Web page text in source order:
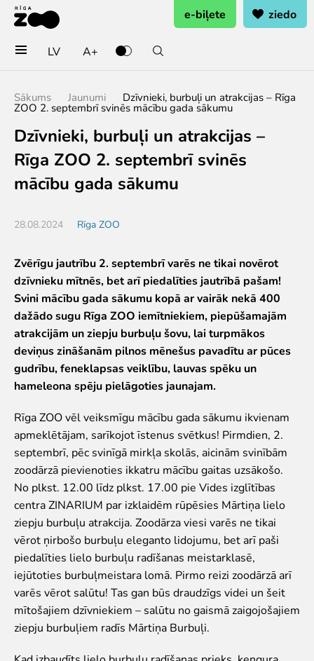
Pērc biļetes vai rezervē
Ieejas biļete
Grupu biļetes (10+ pers.)
Dāvanu karte
Gada abonements
Abonements ģimenei
Cenas
Darba laiks
Kā nokļūt?
Zoo karte
Iekšējās kārtības noteikumi
Novērtē Rīga ZOO apmeklējumu!
Jaunumi
Atbalsti
Krustvecāku programma uzņēmumiem
Krustvecāku programma privātpersonām
Biežāk uzdotie jautājumi
Ziedo un atbalsti
Ekskursijas
Atvērtās ekskursijas
Dzimšanas diena Rīga ZOO
Rīga ZOO slavenībām pa pēdām
Cik dažādi mēs esam
Visas ekskursijas
LV A+
e-biļete ziedo
Sākums Jaunumi Dzīvnieki, burbuļi un atrakcijas – Rīga
ZOO 2. septembrī svinēs mācību gada sākumu
Dzīvnieki, burbuļi un atrakcijas –
Rīga ZOO 2. septembrī svinēs
mācību gada sākumu
28.08.2024 Rīga ZOO
Zvērīgu jautrību 2. septembrī varēs ne tikai novērot
dzīvnieku mītnēs, bet arī piedalīties jautrībā pašam!
Svini mācību gada sākumu kopā ar vairāk nekā 400
dažādo sugu Rīga ZOO iemītniekiem, piepūšamajām
atrakcijām un ziepju burbuļu šovu, lai turpmākos
deviņus zināšanām pilnos mēnešus pavadītu ar pūces
gudrību, feneklapsas veiklību, lauvas spēku un
hameleona spēju pielāgoties jaunajam.
Rīga ZOO vēl veiksmīgu mācību gada sākumu ikvienam
apmeklētājam, sarīkojot īstenus svētkus! Pirmdien, 2.
septembrī, pēc svinīgā mirkļa skolās, aicinām svinībām
zoodārzā pievienoties ikkatru mācību gaitas uzsākošo.
No plkst. 12.00 līdz plkst. 17.00 pie Vides izglītības
centra ZINARIUM par izklaidēm rūpēsies Mārtiņa lielo
ziepju burbuļu atrakcija. Zoodārza viesi varēs ne tikai
vērot ņirbošo burbuļu eleganto lidojumu, bet arī paši
piedalīties lielo burbuļu radīšanas meistarklasē,
iejūtoties burbuļmeistara lomā. Pirmo reizi zoodārzā arī
varēs vērot salūtu! Tas gan būs draudzīgs videi un šeit
mītošajiem dzīvniekiem – salūtu no gaismā zaigojošajiem
ziepju burbuļiem radīs Mārtiņa Burbuļi.